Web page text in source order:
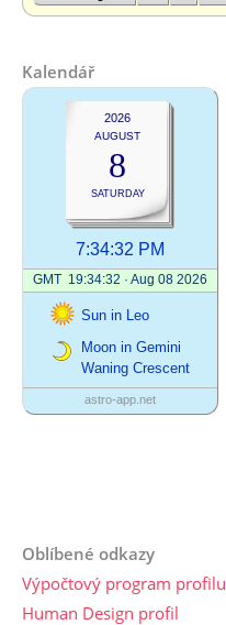
Kalendář
Oblíbené odkazy
Výpočtový program profilu
Human Design profil